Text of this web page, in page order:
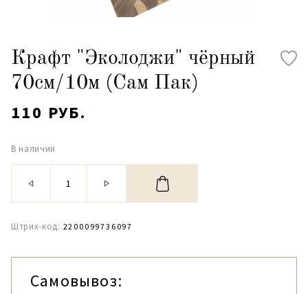
Крафт "Эколоджи" чёрный
70см/10м (Сам Пак)
110 РУБ.
В наличии
Штрих-код: 2200099736097
Самовывоз: